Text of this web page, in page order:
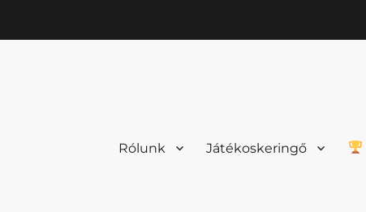
Rólunk Játékoskeringő